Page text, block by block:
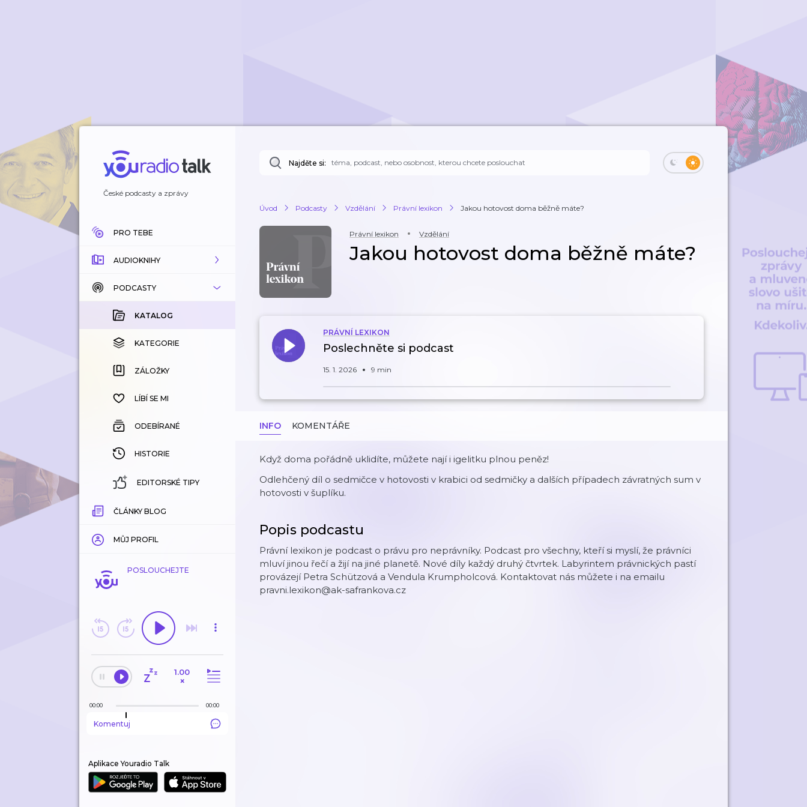
České podcasty a zprávy
PRO TEBE
AUDIOKNIHY
KATALOG
KOUPENÉ
KATEGORIE
ZÁLOŽKY
HISTORIE
PODCASTY
KATALOG
KATEGORIE
ZÁLOŽKY
LÍBÍ SE MI
ODEBÍRANÉ
HISTORIE
EDITORSKÉ TIPY
ČLÁNKY BLOG
MŮJ PROFIL
POSLOUCHEJTE
1.00
×
00:00 00:00
Komentuj
Aplikace Youradio Talk
Najděte si:
Úvod Podcasty Vzdělání Právní lexikon Jakou hotovost doma běžně máte?
Právní lexikon Vzdělání
Jakou hotovost doma běžně máte?
PRÁVNÍ LEXIKON
Poslechněte si podcast
15. 1. 2026 9 min
INFO KOMENTÁŘE
Když doma pořádně uklidíte, můžete nají i igelitku plnou peněz!
Odlehčený díl o sedmičce v hotovosti v krabici od sedmičky a dalších případech závratných sum v
hotovosti v šuplíku.
Popis podcastu
Právní lexikon je podcast o právu pro neprávníky. Podcast pro všechny, kteří si myslí, že právníci
mluví jinou řečí a žijí na jiné planetě. Nové díly každý druhý čtvrtek. Labyrintem právnických pastí
provázejí Petra Schützová a Vendula Krumpholcová. Kontaktovat nás můžete i na emailu
pravni.lexikon@ak-safrankova.cz